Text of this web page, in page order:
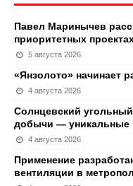
Павел Маринычев
приоритетных
5 августа 2026
«Янзолото» начинает
4 августа 2026
Солнцевский
добычи — уникальные
4 августа 2026
Применение
вентиляции в